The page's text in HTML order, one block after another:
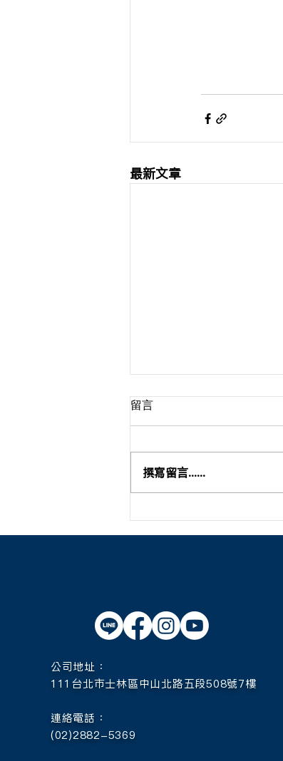
最新文章
線上說明會特別加開】
留言
撰寫留言......
公司地址：
111台北市士林區中山北路五段508號7樓
連絡電話：
(02)2882-5369